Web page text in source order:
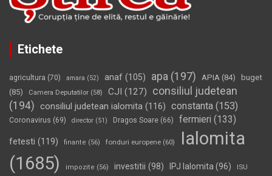
Etichete
agricultura (70) amara (52) anaf (105) apa (197) APIA (84)
buget
(85)
Camera Deputatilor (58) CJI (127)
consiliul judetean
(194) consiliul judetean ialomita (116) constanta (153)
Coronavirus (69) director (51) Dragos Soare (66) fermieri (133)
fetesti (119) finante (56) fonduri europene (60)
Ialomita
(1685)
impozite (56) investitii (98) IPJ Ialomita (96) ISU